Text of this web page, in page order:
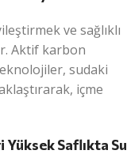
ve sağlıklı
Aktif karbon
sudaki
içme
Saflıkta Su